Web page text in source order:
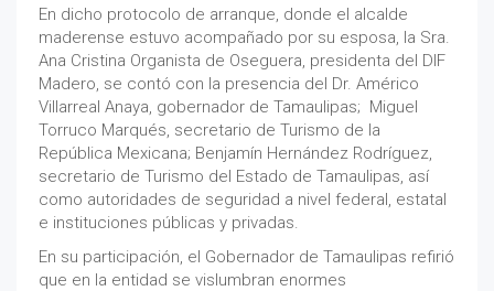
En dicho protocolo de arranque, donde el alcalde
maderense estuvo acompañado por su esposa, la Sra.
Ana Cristina Organista de Oseguera, presidenta del DIF
Madero, se contó con la presencia del Dr. Américo
Villarreal Anaya, gobernador de Tamaulipas; Miguel
Torruco Marqués, secretario de Turismo de la
República Mexicana; Benjamín Hernández Rodríguez,
secretario de Turismo del Estado de Tamaulipas, así
como autoridades de seguridad a nivel federal, estatal
e instituciones públicas y privadas.
En su participación, el Gobernador de Tamaulipas refirió
que en la entidad se vislumbran enormes